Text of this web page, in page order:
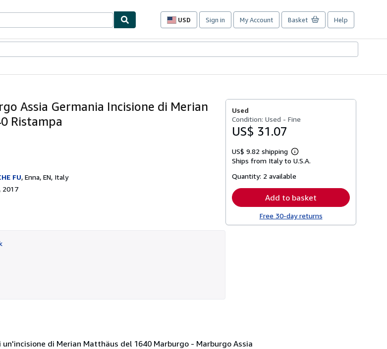
USD
Site
preferences
Sign in My Account Basket Help
Assia Germania Incisione di Merian
Ristampa
FU, Enna, EN, Italy
2017
Used
Condition: Used - Fine
US$ 31.07
US$ 9.82 shipping
Learn
more
shipping
Ships from Italy to U.S.A.
Quantity: 2 available
Add to basket
Free 30-day returns
di Merian Matthäus del 1640 Marburgo - Marburgo Assia